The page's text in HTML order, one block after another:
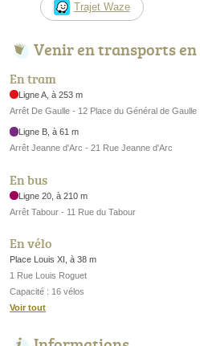
Trajet Waze
Venir en transports
En tram
Ligne A, à 253 m
Arrêt De Gaulle - 12 Place du Général de Gaulle
Ligne B, à 61 m
Arrêt Jeanne d'Arc - 21 Rue Jeanne d'Arc
En bus
Ligne 20, à 210 m
Arrêt Tabour - 11 Rue du Tabour
En vélo
Place Louis XI, à 38 m
1 Rue Louis Roguet
Capacité : 16 vélos
Voir tout